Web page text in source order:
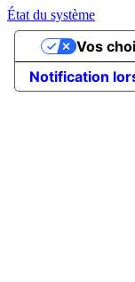
État du système
Notification
Vos